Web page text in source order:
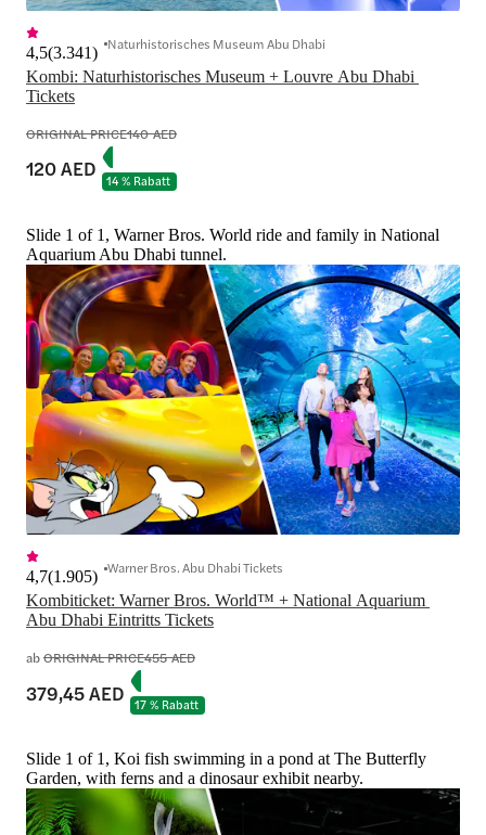
Kombi: Naturhistorisches Museum + Louvre Abu Dhabi
Tickets
4,5(3.341) Naturhistorisches Museum Abu Dhabi
ORIGINAL PRICE140 AED
120 AED 14 % Rabatt
Slide 1 of 1, Warner Bros. World ride and family in National
Aquarium Abu Dhabi tunnel.
Kombiticket: Warner Bros. World™ + National Aquarium
Abu Dhabi Eintritts Tickets
4,7(1.905) Warner Bros. Abu Dhabi Tickets
abORIGINAL PRICE455 AED
379,45 AED 17 % Rabatt
Slide 1 of 1, Koi fish swimming in a pond at The Butterfly
Garden, with ferns and a dinosaur exhibit nearby.